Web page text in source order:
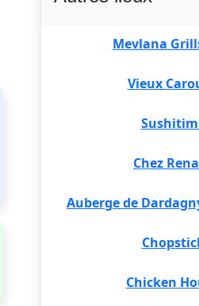
Mevlana
Vieux
Chez
Auberge de
Chicken